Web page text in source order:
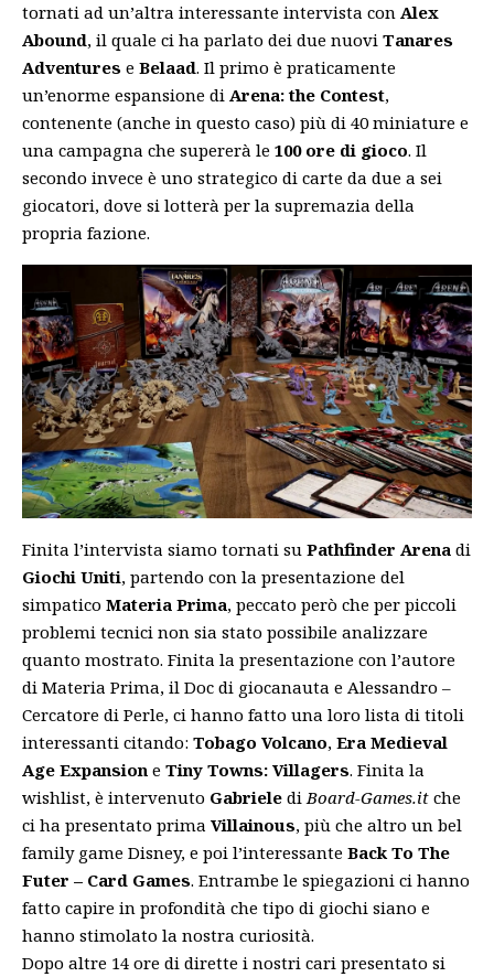
tornati ad un’altra interessante intervista con Alex
Abound, il quale ci ha parlato dei due nuovi Tanares
Adventures e Belaad. Il primo è praticamente
un’enorme espansione di Arena: the Contest,
contenente (anche in questo caso) più di 40 miniature e
una campagna che supererà le 100 ore di gioco. Il
secondo invece è uno strategico di carte da due a sei
giocatori, dove si lotterà per la supremazia della
propria fazione.
Finita l’intervista siamo tornati su Pathfinder Arena di
Giochi Uniti, partendo con la presentazione del
simpatico Materia Prima, peccato però che per piccoli
problemi tecnici non sia stato possibile analizzare
quanto mostrato. Finita la presentazione con l’autore
di Materia Prima, il Doc di giocanauta e Alessandro –
Cercatore di Perle, ci hanno fatto una loro lista di titoli
interessanti citando: Tobago Volcano, Era Medieval
Age Expansion e Tiny Towns: Villagers. Finita la
wishlist, è intervenuto Gabriele di Board-Games.it che
ci ha presentato prima Villainous, più che altro un bel
family game Disney, e poi l’interessante Back To The
Futer – Card Games. Entrambe le spiegazioni ci hanno
fatto capire in profondità che tipo di giochi siano e
hanno stimolato la nostra curiosità.
Dopo altre 14 ore di dirette i nostri cari presentato si